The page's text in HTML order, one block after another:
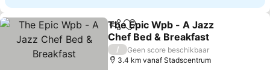
DelenToevoegen aan favorieten
The Epic Wpb - A Jazz
Chef Bed & Breakfast
/
Geen score beschikbaar
3.4 km vanaf Stadscentrum